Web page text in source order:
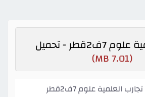
- تحميل
(7.01 MB)
العلمية علوم 7ف2قطر